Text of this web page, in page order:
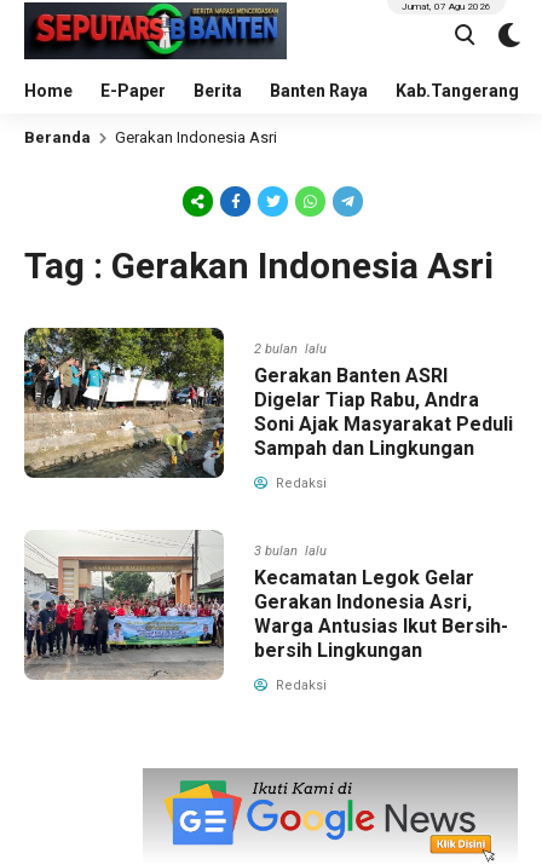
Home E-Paper Berita Banten Raya Kab.Tangerang
Jumat, 07 Agu 2026
Beranda Gerakan Indonesia Asri
Tag : Gerakan Indonesia Asri
2 bulan lalu
Gerakan Banten ASRI
Digelar Tiap Rabu, Andra
Soni Ajak Masyarakat Peduli
Sampah dan Lingkungan
Redaksi
3 bulan lalu
Kecamatan Legok Gelar
Gerakan Indonesia Asri,
Warga Antusias Ikut Bersih-
bersih Lingkungan
Redaksi